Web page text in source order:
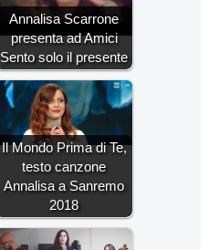
Annalisa Scarrone
presenta ad Amici
Sento solo il presente
Il Mondo Prima di Te,
testo canzone
Annalisa a Sanremo
2018